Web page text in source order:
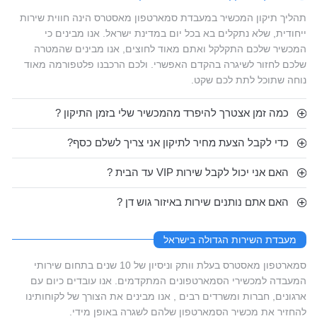
תהליך תיקון המכשיר במעבדת סמארטפון מאסטרס הינה חווית שירות
ייחודית, שלא נתקלים בא בכל יום במדינת ישראל. אנו מבינים כי
המכשיר שלכם התקלקל ואתם מאוד לחוצים, אנו מבינים שהמטרה
שלכם לחזור לשיגרה בהקדם האפשרי. ולכם הרכבנו פלטפורמה מאוד
נוחה שתוכל לתת לכם שקט.
כמה זמן אצטרך להיפרד מהמכשיר שלי בזמן התיקון ?
כדי לקבל הצעת מחיר לתיקון אני צריך לשלם כסף?
האם אני יכול לקבל שירות VIP עד הבית ?
האם אתם נותנים שירות באיזור גוש דן ?
מעבדת השירות הגדולה בישראל
סמארטפון מאסטרס בעלת וותק וניסיון של 10 שנים בתחום שירותי
המעבדה למכשירי הסמארטפונים המתקדמים. אנו עובדים כיום עם
ארגונים, חברות ומשרדים רבים , אנו מבינים את הצורך של לקוחותינו
להחזיר את מכשיר הסמארטפון שלהם לשגרה באופן מידי.